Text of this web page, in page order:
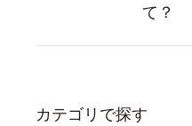
て？
カテゴリで探す